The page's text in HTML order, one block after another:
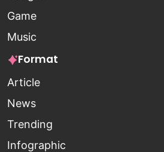
Game
Music
Format
Article
News
Trending
Infographic